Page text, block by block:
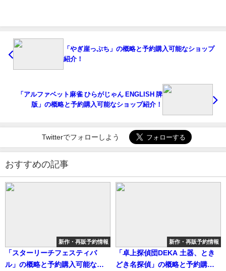
「やぎ崖っぷち」の概略と予約購入可能なショップ
紹介！
「アルファベット麻雀 ひらがじゃん ENGLISH 牌
版」の概略と予約購入可能なショップ紹介！
Twitterでフォローしよう
おすすめの記事
新作・再販予約情報
「スターリーチフェスティバ
ル」の概略と予約購入可能なシ
新作・再販予約情報
「卓上探偵団DEKA 土器、とき
どき名探偵」の概略と予約購入